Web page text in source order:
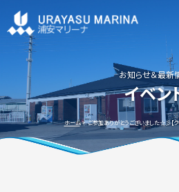
マリーナ施設案内
申込資格・艇の種類等
新艇・中古艇情報
お知らせ＆最新
イベン
ホーム ご参加ありがとうございました☆彡【ク